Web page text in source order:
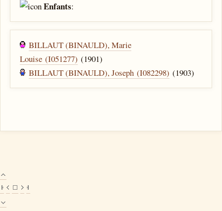
Enfants:
BILLAUT (BINAULD), Marie
Louise (I051277) (1901)
BILLAUT (BINAULD), Joseph (I082298) (1903)